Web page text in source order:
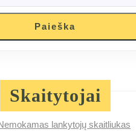
Paieška
Skaitytojai